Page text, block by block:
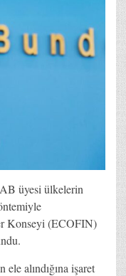
üyesi ülkelerin
Konseyi (ECOFIN)
alındığına işaret